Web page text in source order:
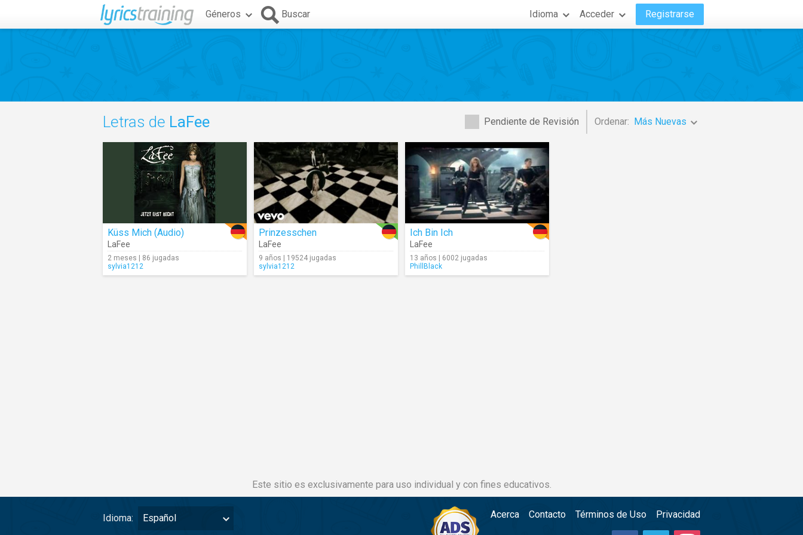
Géneros Buscar Idioma Acceder Registrarse
Pendiente de Revisión Ordenar: Más Nuevas
Letras de LaFee
Küss Mich (Audio)
LaFee
2 meses | 86 jugadas
sylvia1212
Prinzesschen
LaFee
9 años | 19524 jugadas
sylvia1212
Ich Bin Ich
LaFee
13 años | 6002 jugadas
PhillBlack
Este sitio es exclusivamente para uso individual y con fines educativos.
Idioma: Español Acerca Contacto Términos de Uso Privacidad